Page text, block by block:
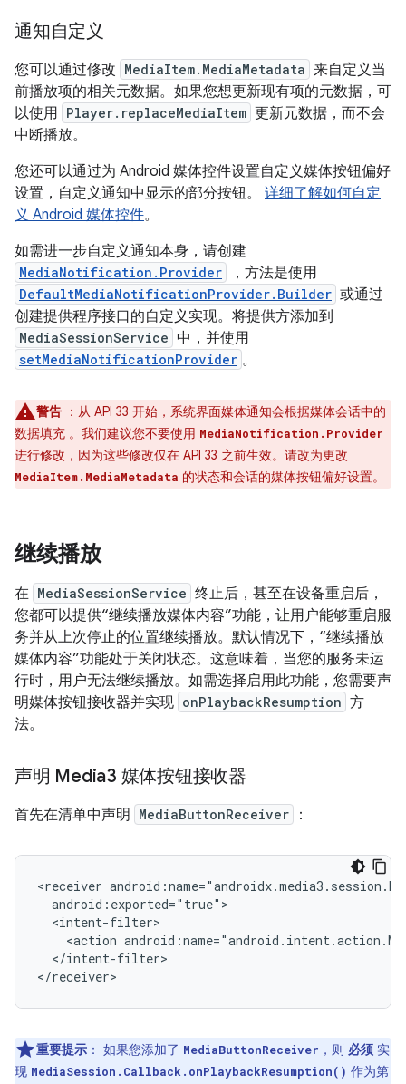
通知自定义
您可以通过修改 MediaItem.MediaMetadata 来自定义当
前播放项的相关元数据。如果您想更新现有项的元数据，可
以使用 Player.replaceMediaItem 更新元数据，而不会
中断播放。
您还可以通过为 Android 媒体控件设置自定义媒体按钮偏好
设置，自定义通知中显示的部分按钮。 详细了解如何自定
义 Android 媒体控件。
如需进一步自定义通知本身，请创建
MediaNotification.Provider ，方法是使用
DefaultMediaNotificationProvider.Builder 或通过
创建提供程序接口的自定义实现。将提供方添加到
MediaSessionService 中，并使用
setMediaNotificationProvider 。
警告 ：从 API 33 开始，系统界面媒体通知会根据媒体会话中的
数据填充 。我们建议您不要使用 MediaNotification.Provider
进行修改，因为这些修改仅在 API 33 之前生效。请改为更改
MediaItem.MediaMetadata 的状态和会话的媒体按钮偏好设置。
继续播放
在 MediaSessionService 终止后，甚至在设备重启后，
您都可以提供“继续播放媒体内容”功能，让用户能够重启服
务并从上次停止的位置继续播放。默认情况下，“继续播放
媒体内容”功能处于关闭状态。这意味着，当您的服务未运
行时，用户无法继续播放。如需选择启用此功能，您需要声
明媒体按钮接收器并实现 onPlaybackResumption 方
法。
声明 Media3 媒体按钮接收器
首先在清单中声明 MediaButtonReceiver ：
<receiver
<action
</intent-filter>
重要提示 ： 如果您添加了 MediaButtonReceiver ，则 必须 实
现 MediaSession.Callback.onPlaybackResumption() 作为第